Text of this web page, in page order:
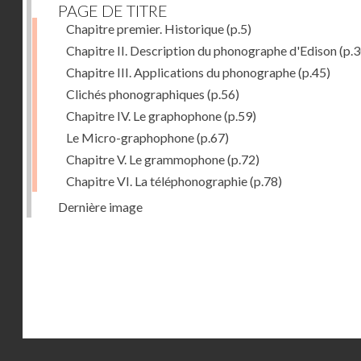
PAGE DE TITRE
Chapitre premier. Historique(p.5)
Chapitre II. Description du phonographe d'Edison
Chapitre III. Applications du phonographe(p.45)
Clichés phonographiques (p.56)
Chapitre IV. Le graphophone(p.59)
Le Micro-graphophone(p.67)
Chapitre V. Le grammophone(p.72)
Chapitre VI. La téléphonographie(p.78)
Dernière image